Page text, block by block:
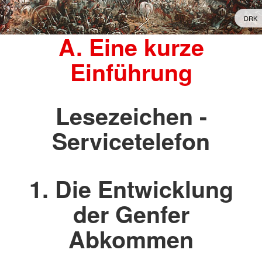
DRK
A. Eine kurze
Einführung
Lesezeichen -
Servicetelefon
1. Die Entwicklung
der Genfer
Abkommen